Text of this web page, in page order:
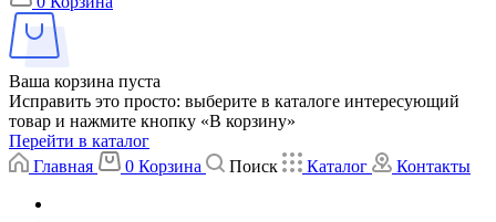
Ваша корзина пуста
Исправить это просто: выберите в каталоге интересующий
товар и нажмите кнопку «В корзину»
Перейти в каталог
Главная
0 Корзина Поиск Каталог Контакты